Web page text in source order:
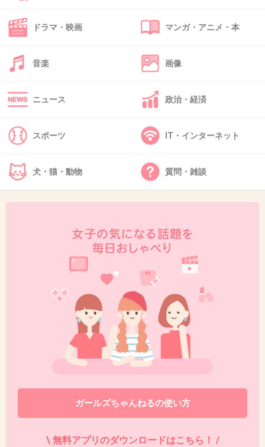
46. 匿名 2018/03/20(火) 23:02:38
+2
免許証返納して！
+5
何で高田純次には甘いの？
+13
2018/03/20(火) 23:16:46
反省してない証拠じゃん
最低。運転もうしないで欲しい
典型的な過大評価ジジイ
ドラマ・映画 マンガ・アニメ・本
音楽 画像
ニュース 政治・経済
スポーツ IT・インターネット
犬・猫・動物 質問・雑談
ガールズちゃんねるの使い方
\ 無料アプリのダウンロードはこちら！ /